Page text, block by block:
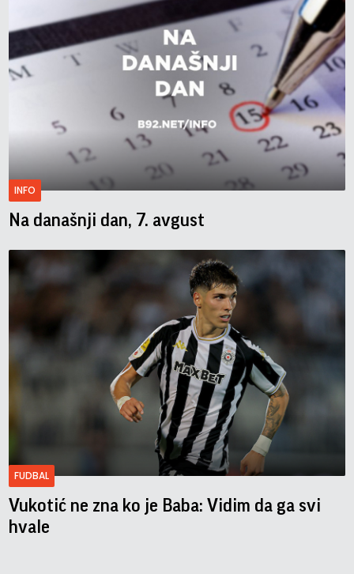
INFO
Na današnji dan, 7. avgust
FUDBAL
Vukotić ne zna ko je Baba: Vidim da ga svi
hvale